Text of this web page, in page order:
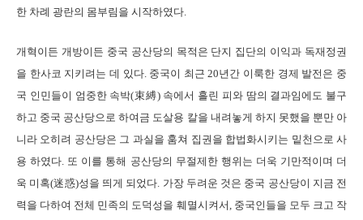
한 차례 광란의 몸부림을 시작하였다.
개혁이든 개방이든 중국 공산당의 목적은 단지 집단의 이익과 독재정권
을 한사코 지키려는 데 있다. 중국이 최근 20년간 이룩한 경제 발전은 중
국 인민들이 엄중한 속박(束縛) 속에서 흘린 피와 땀의 결과임에도 불구
하고 중국 공산당으로 하여금 도살용 칼을 내려놓게 하지 못했을 뿐만 아
니라 오히려 공산당은 그 과실을 훔쳐 집권을 합법화시키는 밑천으로 사
용 하였다. 또 이를 통해 공산당의 무절제한 행위는 더욱 기만적이며 더
욱 미혹(迷惑)성을 띄게 되었다. 가장 두려운 것은 중국 공산당이 지금 전
력을 다하여 전체 민족의 도덕성을 훼멸시켜서, 중국인들을 모두 크고 작